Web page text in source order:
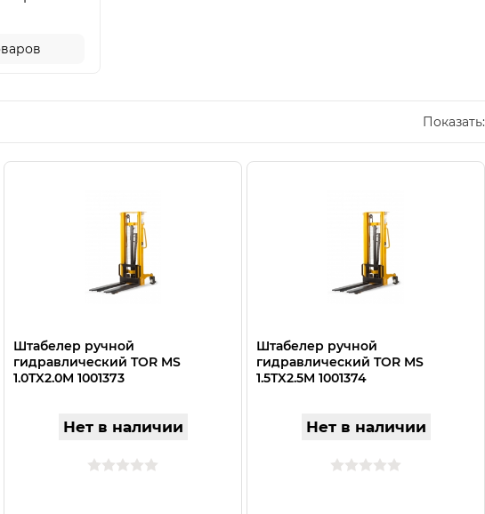
Показать:
Штабелер ручной
гидравлический TOR MS
1.0TX2.0M 1001373
Нет в наличии
Штабелер ручной
гидравлический TOR MS
1.5TX2.5M 1001374
Нет в наличии